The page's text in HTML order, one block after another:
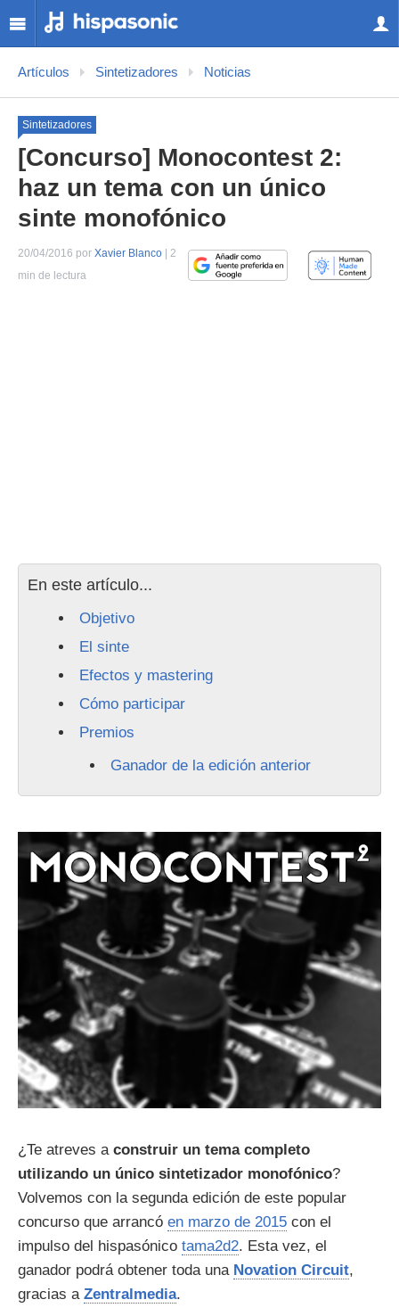
Artículos Sintetizadores Noticias
Sintetizadores
[Concurso] Monocontest 2:
haz un tema con un único
sinte monofónico
20/04/2016 por Xavier Blanco | 2
min de lectura
En este artículo...
Objetivo
El sinte
Efectos y mastering
Cómo participar
Premios
Ganador de la edición anterior
¿Te atreves a construir un tema completo
utilizando un único sintetizador monofónico?
Volvemos con la segunda edición de este popular
concurso que arrancó en marzo de 2015 con el
impulso del hispasónico tama2d2. Esta vez, el
ganador podrá obtener toda una Novation Circuit,
gracias a Zentralmedia.